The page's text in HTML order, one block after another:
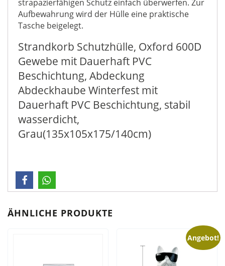
strapazierfähigen Schutz einfach überwerfen. Zur
Aufbewahrung wird der Hülle eine praktische
Tasche beigelegt.
Strandkorb Schutzhülle, Oxford 600D
Gewebe mit Dauerhaft PVC
Beschichtung, Abdeckung
Abdeckhaube Winterfest mit
Dauerhaft PVC Beschichtung, stabil
wasserdicht,
Grau(135x105x175/140cm)
ÄHNLICHE PRODUKTE
Angebot!